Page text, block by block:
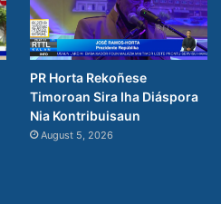
PR Horta Rekoñese
Timoroan Sira Iha Diáspora
Nia Kontribuisaun
August 5, 2026